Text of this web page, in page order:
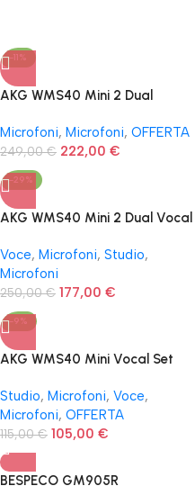
-11%
AKG WMS40 Mini 2 Dual
Microfoni, Microfoni, OFFERTA
249,00€ 222,00 €
-29%
AKG WMS40 Mini 2 Dual Vocal
Voce, Microfoni, Studio,
Microfoni
250,00€ 177,00 €
-9%
AKG WMS40 Mini Vocal Set
Studio, Microfoni, Voce,
Microfoni, OFFERTA
115,00€ 105,00 €
BESPECO GM905R